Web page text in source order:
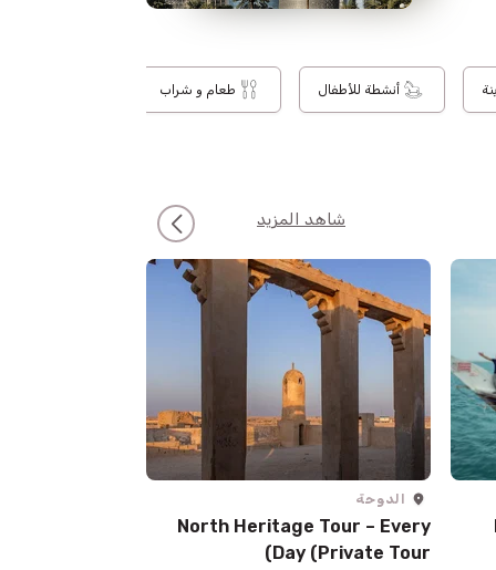
أنشطة للأطفال طعام و شراب
شاهد المزيد
الدوحة
North Heritage Tour – Every
Day (Private Tour)